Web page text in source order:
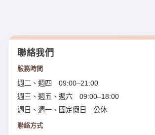
聯絡我們
服務時間
週二、週四 09:00–21:00
週三、週五、週六 09:00–18:00
週日、週一、國定假日 公休
聯絡方式